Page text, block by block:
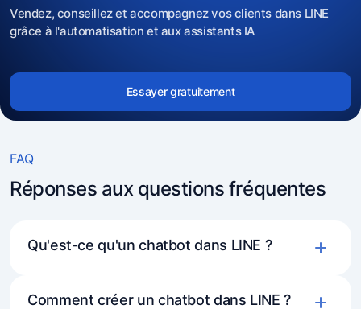
Vendez, conseillez et accompagnez vos clients dans LINE
grâce à l'automatisation et aux assistants IA
Essayer gratuitement
FAQ
Réponses aux questions fréquentes
Qu'est-ce qu'un chatbot dans LINE ?
Comment créer un chatbot dans LINE ?